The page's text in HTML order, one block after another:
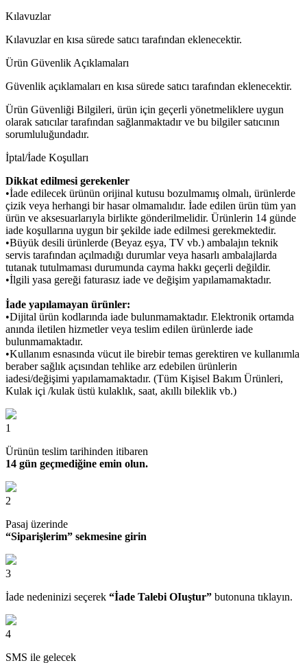
Kılavuzlar
Kılavuzlar en kısa sürede satıcı tarafından eklenecektir.
Ürün Güvenlik Açıklamaları
Güvenlik açıklamaları en kısa sürede satıcı tarafından eklenecektir.
Ürün Güvenliği Bilgileri, ürün için geçerli yönetmeliklere uygun
olarak satıcılar tarafından sağlanmaktadır ve bu bilgiler satıcının
sorumluluğundadır.
İptal/İade Koşulları
Dikkat edilmesi gerekenler
•İade edilecek ürünün orijinal kutusu bozulmamış olmalı, ürünlerde
çizik veya herhangi bir hasar olmamalıdır. İade edilen ürün tüm yan
ürün ve aksesuarlarıyla birlikte gönderilmelidir. Ürünlerin 14 günde
iade koşullarına uygun bir şekilde iade edilmesi gerekmektedir.
•Büyük desili ürünlerde (Beyaz eşya, TV vb.) ambalajın teknik
servis tarafından açılmadığı durumlar veya hasarlı ambalajlarda
tutanak tutulmaması durumunda cayma hakkı geçerli değildir.
•İlgili yasa gereği faturasız iade ve değişim yapılamamaktadır.
İade yapılamayan ürünler:
•Dijital ürün kodlarında iade bulunmamaktadır. Elektronik ortamda
anında iletilen hizmetler veya teslim edilen ürünlerde iade
bulunmamaktadır.
•Kullanım esnasında vücut ile birebir temas gerektiren ve kullanımla
beraber sağlık açısından tehlike arz edebilen ürünlerin
iadesi/değişimi yapılamamaktadır. (Tüm Kişisel Bakım Ürünleri,
Kulak içi /kulak üstü kulaklık, saat, akıllı bileklik vb.)
1
Ürünün teslim tarihinden itibaren
14 gün geçmediğine emin olun.
2
Pasaj üzerinde
“Siparişlerim” sekmesine girin
3
İade nedeninizi seçerek “İade Talebi OIuştur” butonuna tıklayın.
4
SMS ile gelecek